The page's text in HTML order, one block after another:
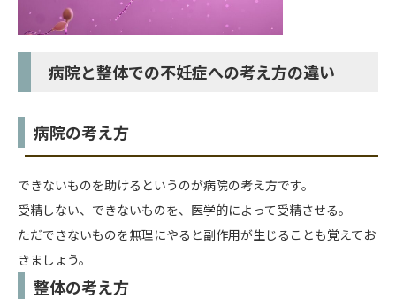
病院と整体での不妊症への考え方の違い
病院の考え方
できないものを助けるというのが病院の考え方です。
受精しない、できないものを、医学的によって受精させる。
ただできないものを無理にやると副作用が生じることも覚えてお
きましょう。
整体の考え方